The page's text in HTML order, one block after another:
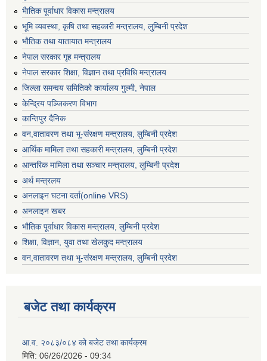
भैातिक पूर्वाधार विकास मन्त्रालय
भूमि व्यवस्था, कृषि तथा सहकारी मन्त्रालय, लु्म्बिनी प्रदेश
भाैतिक तथा यातायात मन्त्रालय
नेपाल सरकार गृह मन्त्रालय
नेपाल सरकार शिक्षा, विज्ञान तथा प्रविधि मन्त्रालय
जिल्ला समन्वय समितिको कार्यालय गुल्मी, नेपाल
केन्द्रिय पञ्जिकरण विभाग
कान्तिपुर दैनिक
वन,वातावरण तथा भू-संरक्षण मन्त्रालय, लुम्बिनी प्रदेश
आर्थिक मामिला तथा सहकारी मन्त्रालय, लुम्बिनी प्रदेश
आन्तरिक मामिला तथा सञ्चार मन्त्रालय, लुम्बिनी प्रदेश
अर्थ मन्त्रलय
अनलाइन घटना दर्ता(online VRS)
अनलाइन खबर
भौतिक पूर्वाधार विकास मन्त्रालय, लुम्बिनी प्रदेश
शिक्षा, विज्ञान, युवा तथा खेलकुद मन्‍‍त्रालय
वन,वातावरण तथा भू-संरक्षण मन्त्रालय, लुम्बिनी प्रदेश
बजेट तथा कार्यक्रम
आ.व. २०८३/०८४ को बजेट तथा कार्यक्रम
मिति: 06/26/2026 - 09:34